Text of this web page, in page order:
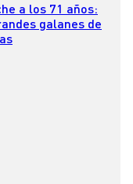
a los 71 años:
galanes de